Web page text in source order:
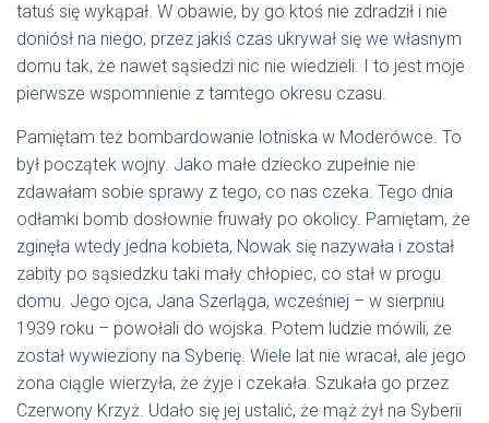
tatuś się wykąpał. W obawie, by go ktoś nie zdradził i nie
doniósł na niego, przez jakiś czas ukrywał się we własnym
domu tak, że nawet sąsiedzi nic nie wiedzieli. I to jest moje
pierwsze wspomnienie z tamtego okresu czasu.
Pamiętam też bombardowanie lotniska w Moderówce. To
był początek wojny. Jako małe dziecko zupełnie nie
zdawałam sobie sprawy z tego, co nas czeka. Tego dnia
odłamki bomb dosłownie fruwały po okolicy. Pamiętam, że
zginęła wtedy jedna kobieta, Nowak się nazywała i został
zabity po sąsiedzku taki mały chłopiec, co stał w progu
domu. Jego ojca, Jana Szerląga, wcześniej – w sierpniu
1939 roku – powołali do wojska. Potem ludzie mówili, że
został wywieziony na Syberię. Wiele lat nie wracał, ale jego
żona ciągle wierzyła, że żyje i czekała. Szukała go przez
Czerwony Krzyż. Udało się jej ustalić, że mąż żył na Syberii